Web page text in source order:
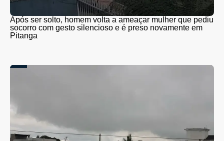
Após ser solto, homem volta a ameaçar mulher que pediu
socorro com gesto silencioso e é preso novamente em
Pitanga